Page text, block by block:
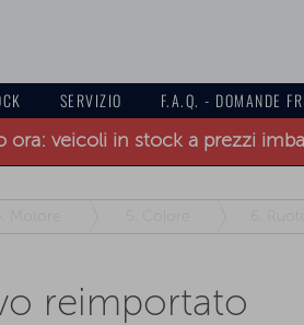
SERVIZIO F.A.Q. - DOMANDE
ora: veicoli in stock a prezzi
reimportato